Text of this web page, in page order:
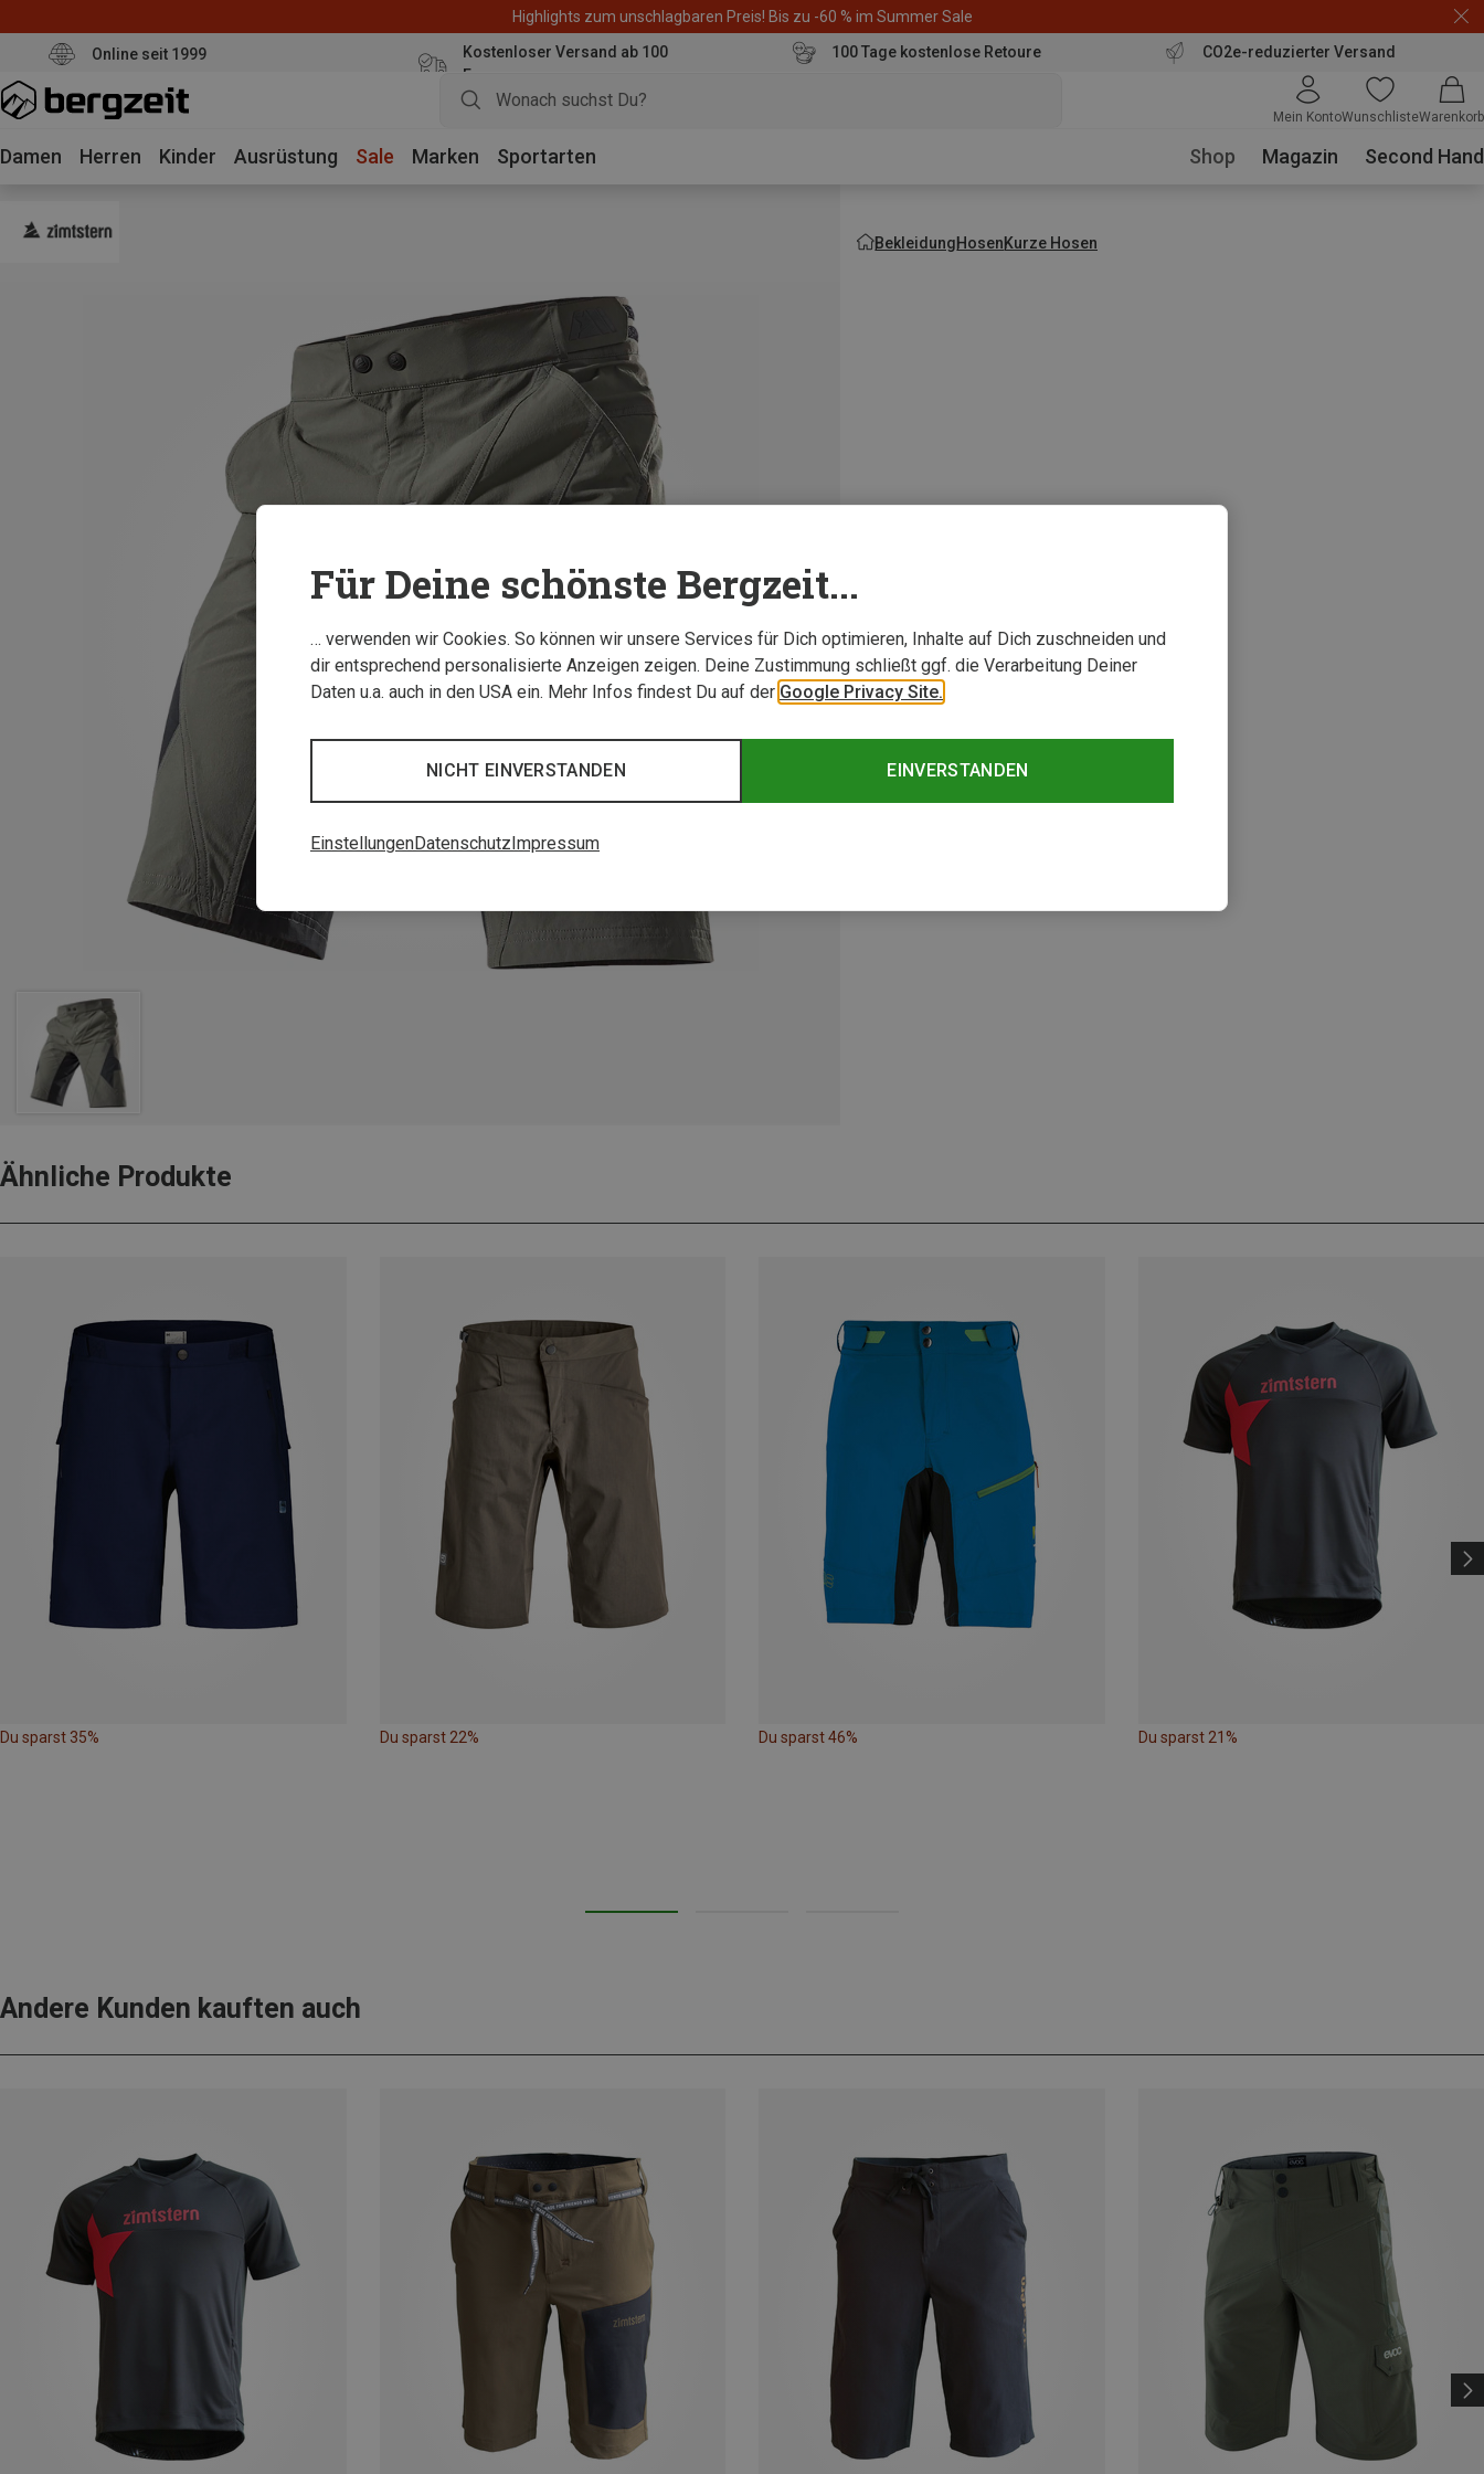
Highlights zum unschlagbaren Preis! Bis zu -60 % im Summer Sale
Online seit 1999
Kostenloser Versand ab 100
Euro
100 Tage kostenlose Retoure CO2e-reduzierter Versand
Mein KontoWunschlisteWarenkorb
Damen Herren Kinder Ausrüstung Sale Marken Sportarten Shop Magazin Second Hand
BekleidungHosenKurze Hosen
Ähnliche Produkte
Du sparst 35% Du sparst 22% Du sparst 46% Du sparst 21%
Andere Kunden kauften auch
Für Deine schönste Bergzeit...
… verwenden wir Cookies. So können wir unsere Services für Dich optimieren, Inhalte auf Dich zuschneiden und
dir entsprechend personalisierte Anzeigen zeigen. Deine Zustimmung schließt ggf. die Verarbeitung Deiner
Daten u.a. auch in den USA ein. Mehr Infos findest Du auf der Google Privacy Site.
EINVERSTANDEN
NICHT EINVERSTANDEN
EinstellungenDatenschutz Impressum